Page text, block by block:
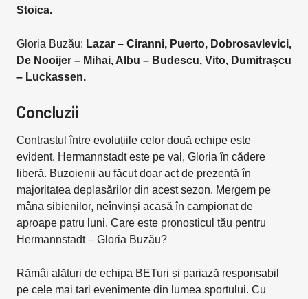
Stoica.
Gloria Buzău: Lazar – Ciranni, Puerto, Dobrosavlevici,
De Nooijer – Mihai, Albu – Budescu, Vito, Dumitrașcu
– Luckassen.
Concluzii
Contrastul între evoluțiile celor două echipe este
evident. Hermannstadt este pe val, Gloria în cădere
liberă. Buzoienii au făcut doar act de prezență în
majoritatea deplasărilor din acest sezon. Mergem pe
mâna sibienilor, neînvinși acasă în campionat de
aproape patru luni. Care este pronosticul tău pentru
Hermannstadt – Gloria Buzău?
Rămâi alături de echipa BETuri și pariază responsabil
pe cele mai tari evenimente din lumea sportului. Cu